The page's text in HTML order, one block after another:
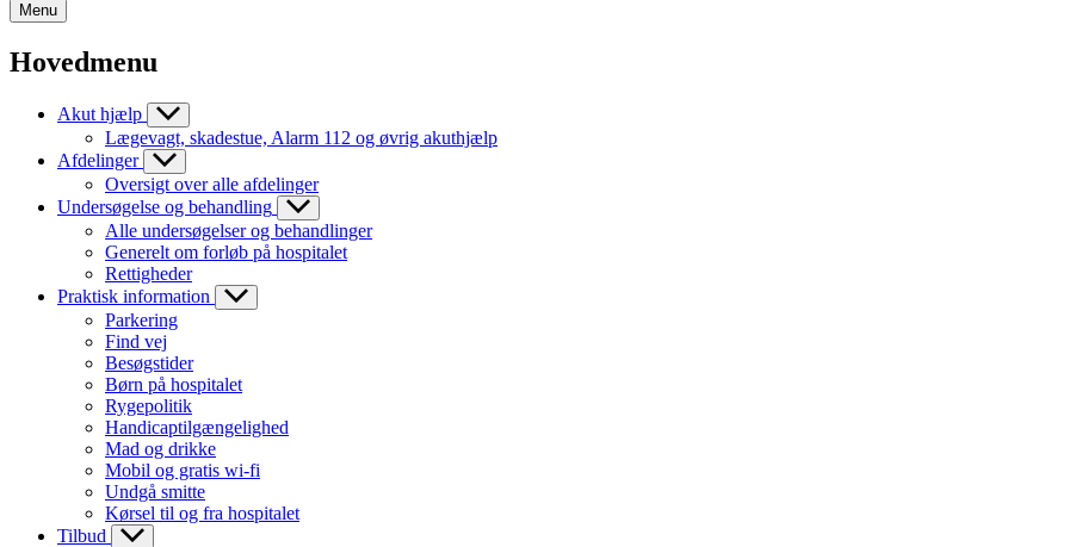
Menu
Hovedmenu
Akut hjælp
Lægevagt, skadestue, Alarm 112 og øvrig akuthjælp
Afdelinger
Oversigt over alle afdelinger
Undersøgelse og behandling
Alle undersøgelser og behandlinger
Generelt om forløb på hospitalet
Rettigheder
Praktisk information
Parkering
Find vej
Besøgstider
Børn på hospitalet
Rygepolitik
Handicaptilgængelighed
Mad og drikke
Mobil og gratis wi-fi
Undgå smitte
Kørsel til og fra hospitalet
Tilbud